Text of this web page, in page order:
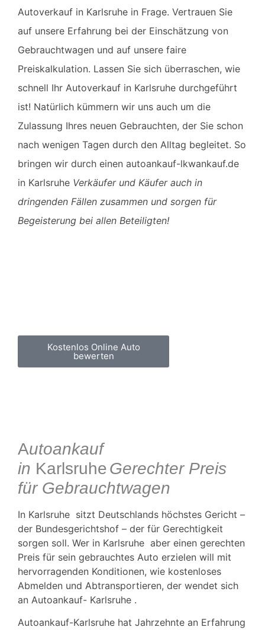
Autoverkauf in Karlsruhe in Frage. Vertrauen Sie
auf unsere Erfahrung bei der Einschätzung von
Gebrauchtwagen und auf unsere faire
Preiskalkulation. Lassen Sie sich überraschen, wie
schnell Ihr Autoverkauf in Karlsruhe durchgeführt
ist! Natürlich kümmern wir uns auch um die
Zulassung Ihres neuen Gebrauchten, der Sie schon
nach wenigen Tagen durch den Alltag begleitet. So
bringen wir durch einen autoankauf-lkwankauf.de
in Karlsruhe Verkäufer und Käufer auch in
dringenden Fällen zusammen und sorgen für
Begeisterung bei allen Beteiligten!
Kostenlos Online Auto
bewerten
Autoankauf
in KarlsruheGerechter Preis
für Gebrauchtwagen
In Karlsruhe sitzt Deutschlands höchstes Gericht –
der Bundesgerichtshof – der für Gerechtigkeit
sorgen soll. Wer in Karlsruhe aber einen gerechten
Preis für sein gebrauchtes Auto erzielen will mit
hervorragenden Konditionen, wie kostenloses
Abmelden und Abtransportieren, der wendet sich
an Autoankauf- Karlsruhe .
Autoankauf-Karlsruhe hat Jahrzehnte an Erfahrung